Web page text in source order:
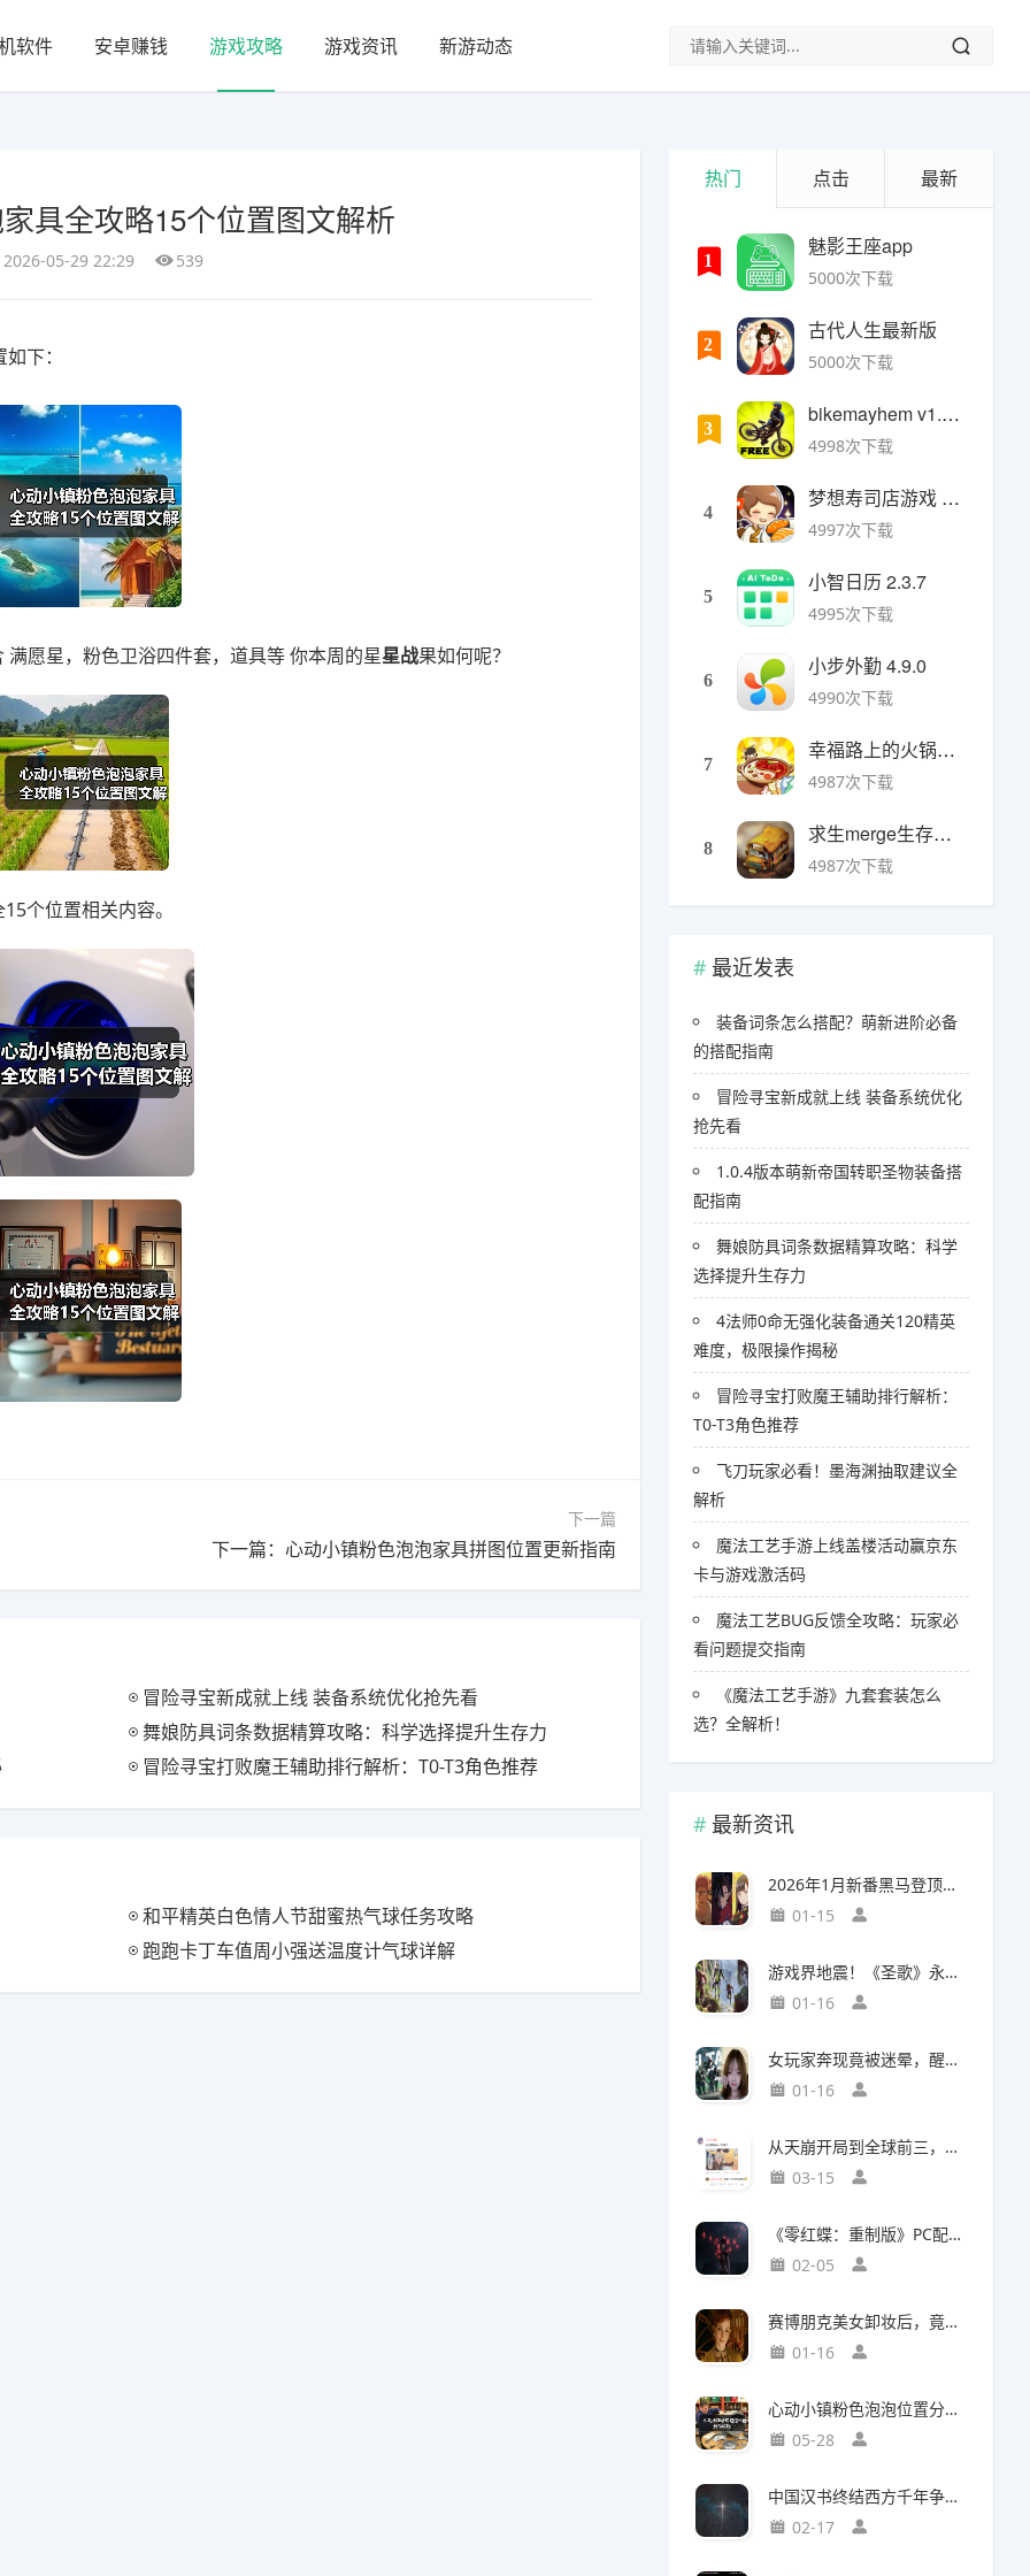
软件 安卓赚钱 游戏攻略 游戏资讯 新游动态
具全攻略15个位置图文解析
2026-05-29 22:29 539
下：
愿星，粉色卫浴四件套，道具等 你本周的星星战果如何呢？
个位置相关内容。
下一篇
下一篇：心动小镇粉色泡泡家具拼图位置更新指南
冒险寻宝新成就上线 装备系统优化抢先看
舞娘防具词条数据精算攻略：科学选择提升生存力
冒险寻宝打败魔王辅助排行解析：T0-T3角色推荐
和平精英白色情人节甜蜜热气球任务攻略
跑跑卡丁车值周小强送温度计气球详解
热门 点击 最新
1
魅影王座app
5000次下载
2
古代人生最新版
5000次下载
3
bikemayhem v1.6.2安卓版
4998次下载
4
梦想寿司店游戏 v4.14.1安卓版
4997次下载
5
小智日历 2.3.7
4995次下载
6
小步外勤 4.9.0
4990次下载
7
幸福路上的火锅店官方版 v5.3.5安卓版
4987次下载
8
求生merge生存之地手机版 v1.48.0安卓版
4987次下载
最近发表
装备词条怎么搭配？萌新进阶必备
的搭配指南
冒险寻宝新成就上线 装备系统优化
抢先看
1.0.4版本萌新帝国转职圣物装备搭
配指南
舞娘防具词条数据精算攻略：科学
选择提升生存力
4法师0命无强化装备通关120精英
难度，极限操作揭秘
冒险寻宝打败魔王辅助排行解析：
T0-T3角色推荐
飞刀玩家必看！墨海渊抽取建议全
解析
魔法工艺手游上线盖楼活动赢京东
卡与游戏激活码
魔法工艺BUG反馈全攻略：玩家必
看问题提交指南
《魔法工艺手游》九套套装怎么
选？全解析！
最新资讯
2026年1月新番黑马登顶，竟然力压《咒术回战》拿下第一
01-15
游戏界地震！《圣歌》永久停服，《生化9》海报震撼亮相
01-16
女玩家奔现竟被迷晕，醒来后价值千万的游戏装备不翼而飞
01-16
从天崩开局到全球前三，这还是我认识的“少前2”？
03-15
《零红蝶：重制版》PC配置公开：推荐配置RTX2060 1080p/30帧
02-05
赛博朋克美女卸妆后，竟然比浓妆时更惊艳？
01-16
心动小镇粉色泡泡位置分布攻略
05-28
中国汉书终结西方千年争吵：伯利恒之星是真实存在
02-17